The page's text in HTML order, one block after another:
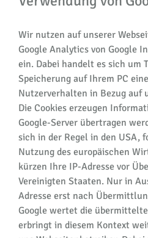
Wir nutzen auf unserer
Google Analytics von Google
ein. Dabei handelt es sich um
Speicherung auf Ihrem PC
Nutzerverhalten in Bezug auf
Die Cookies erzeugen
Google-Server übertragen
sich in der Regel in den USA,
Nutzung des europäischen
kürzen Ihre IP-Adresse vor
Vereinigten Staaten. Nur in
Adresse erst nach
Google wertet die
erbringt in diesem Kontext